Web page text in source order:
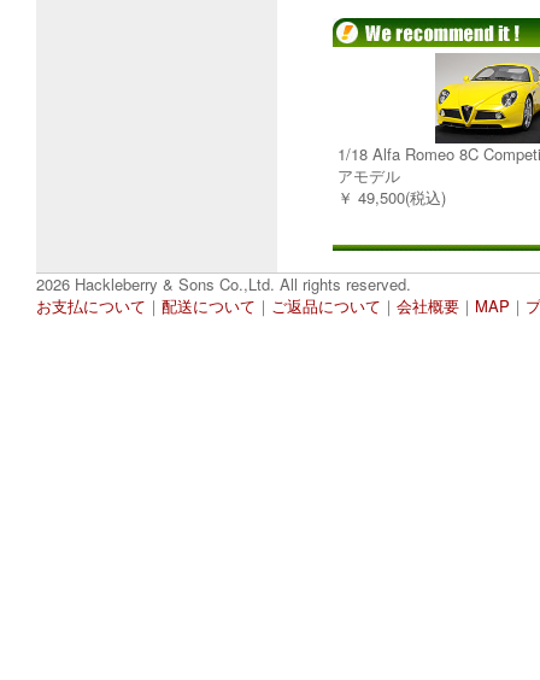
1/18 Alfa Romeo 8C
アモデル
￥ 49,500(税込)
2026 Hackleberry & Sons Co.,Ltd. All rights reserved.
お支払について ｜ 配送について ｜ ご返品について ｜ 会社概要 ｜ MAP ｜